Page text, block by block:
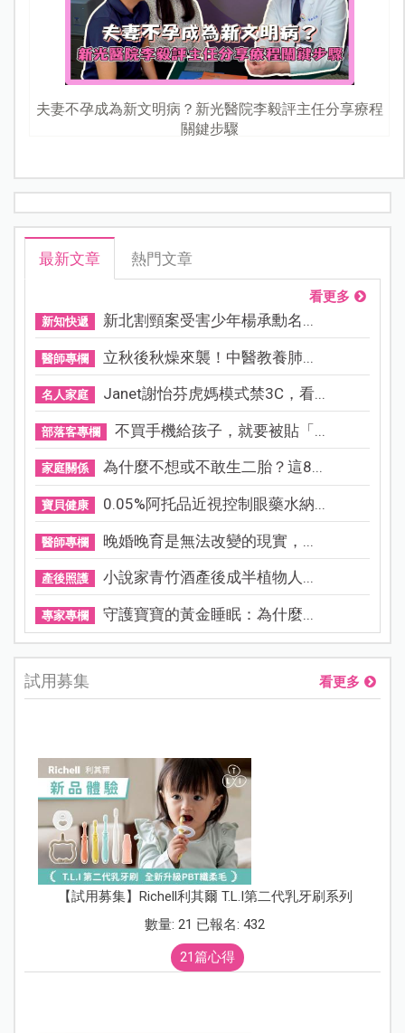
夫妻不孕成為新文明病？新光醫院李毅評主任分享療程
關鍵步驟
最新文章 熱門文章
看更多
新知快遞 新北割頸案受害少年楊承勳名...
醫師專欄 立秋後秋燥來襲！中醫教養肺...
名人家庭 Janet謝怡芬虎媽模式禁3C，看...
部落客專欄 不買手機給孩子，就要被貼「...
家庭關係 為什麼不想或不敢生二胎？這8...
寶貝健康 0.05%阿托品近視控制眼藥水納...
醫師專欄 晚婚晚育是無法改變的現實，...
產後照護 小說家青竹酒產後成半植物人...
專家專欄 守護寶寶的黃金睡眠：為什麼...
試用募集 看更多
【試用募集】Richell利其爾 T.L.I第二代乳牙刷系列
數量: 21 已報名: 432
21篇心得